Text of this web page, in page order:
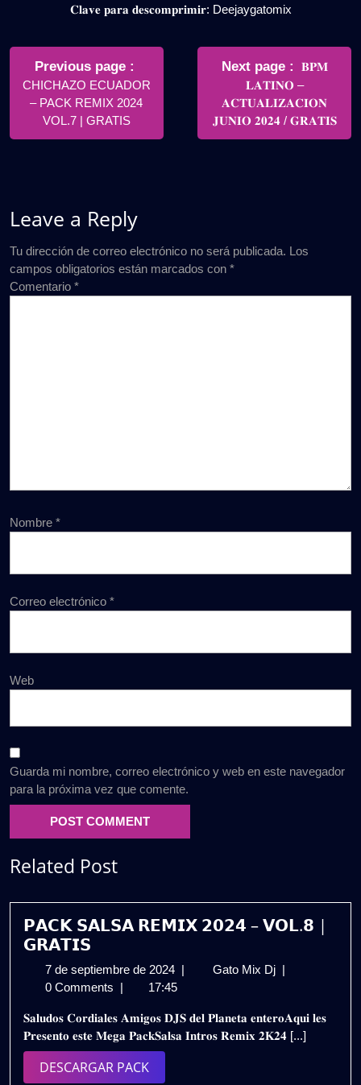
𝐂𝐥𝐚𝐯𝐞 𝐩𝐚𝐫𝐚 𝐝𝐞𝐬𝐜𝐨𝐦𝐩𝐫𝐢𝐦𝐢𝐫: Deejaygatomix
Navegación
entradas
Previous page
Posts
CHICHAZO ECUADOR
– PACK REMIX 2024
VOL.7 | GRATIS
Next page
Newer
𝐁𝐏𝐌
𝐋𝐀𝐓𝐈𝐍𝐎 –
𝐀𝐂𝐓𝐔𝐀𝐋𝐈𝐙𝐀𝐂𝐈𝐎𝐍
𝐉𝐔𝐍𝐈𝐎 𝟐𝟎𝟐𝟒 / 𝐆𝐑𝐀𝐓𝐈𝐒
Leave a Reply
Tu dirección de correo electrónico no será publicada. Los
campos obligatorios están marcados con *
Comentario *
Nombre *
Correo electrónico *
Web
Guarda mi nombre, correo electrónico y web en este navegador
para la próxima vez que comente.
Related Post
𝗣𝗔𝗖𝗞 𝗦𝗔𝗟𝗦𝗔 𝗥𝗘𝗠𝗜𝗫 𝟮𝟬𝟮𝟰 – 𝗩𝗢𝗟.𝟴 |
𝗚𝗥𝗔𝗧𝗜𝗦
7 de septiembre de 2024 7
de
de
2024
| Gato Mix Dj 𝗣𝗔𝗖𝗞
𝟮𝟬𝟮𝟰
–
|
0 Comments | 17:45
𝐒𝐚𝐥𝐮𝐝𝐨𝐬 𝐂𝐨𝐫𝐝𝐢𝐚𝐥𝐞𝐬 𝐀𝐦𝐢𝐠𝐨𝐬 𝐃𝐉𝐒 𝐝𝐞𝐥 𝐏𝐥𝐚𝐧𝐞𝐭𝐚 𝐞𝐧𝐭𝐞𝐫𝐨𝐀𝐪𝐮𝐢 𝐥𝐞𝐬
𝐏𝐫𝐞𝐬𝐞𝐧𝐭𝐨 𝐞𝐬𝐭𝐞 𝐌𝐞𝐠𝐚 𝐏𝐚𝐜𝐤𝐒𝐚𝐥𝐬𝐚 𝐈𝐧𝐭𝐫𝐨𝐬 𝐑𝐞𝐦𝐢𝐱 𝟐𝐊𝟐𝟒 [...]
DESCARGAR PACKDESCARGAR